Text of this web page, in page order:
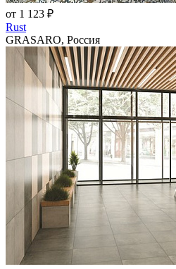
от 1 123 ₽
Rust
GRASARO, Россия